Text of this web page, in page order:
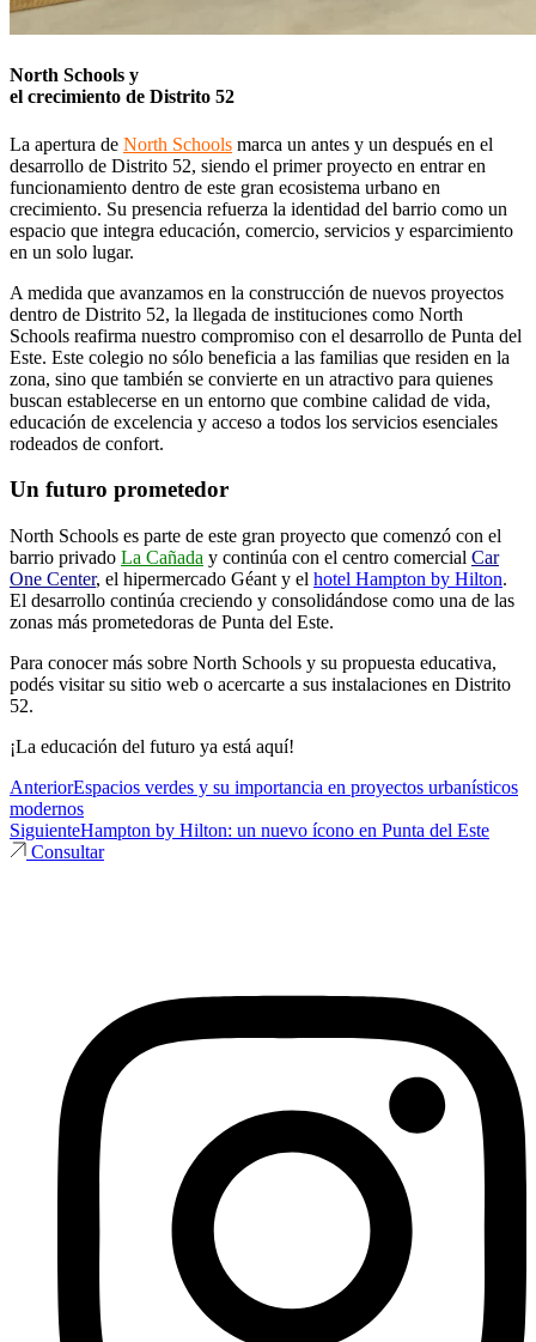
North Schools y
el crecimiento de Distrito 52
La apertura de North Schools marca un antes y un después en el
desarrollo de Distrito 52, siendo el primer proyecto en entrar en
funcionamiento dentro de este gran ecosistema urbano en
crecimiento. Su presencia refuerza la identidad del barrio como un
espacio que integra educación, comercio, servicios y esparcimiento
en un solo lugar.
A medida que avanzamos en la construcción de nuevos proyectos
dentro de Distrito 52, la llegada de instituciones como North
Schools reafirma nuestro compromiso con el desarrollo de Punta del
Este. Este colegio no sólo beneficia a las familias que residen en la
zona, sino que también se convierte en un atractivo para quienes
buscan establecerse en un entorno que combine calidad de vida,
educación de excelencia y acceso a todos los servicios esenciales
rodeados de confort.
Un futuro prometedor
North Schools es parte de este gran proyecto que comenzó con el
barrio privado La Cañada y continúa con el centro comercial Car
One Center, el hipermercado Géant y el hotel Hampton by Hilton.
El desarrollo continúa creciendo y consolidándose como una de las
zonas más prometedoras de Punta del Este.
Para conocer más sobre North Schools y su propuesta educativa,
podés visitar su sitio web o acercarte a sus instalaciones en Distrito
52.
¡La educación del futuro ya está aquí!
AnteriorEspacios verdes y su importancia en proyectos urbanísticos
modernos
SiguienteHampton by Hilton: un nuevo ícono en Punta del Este
Consultar